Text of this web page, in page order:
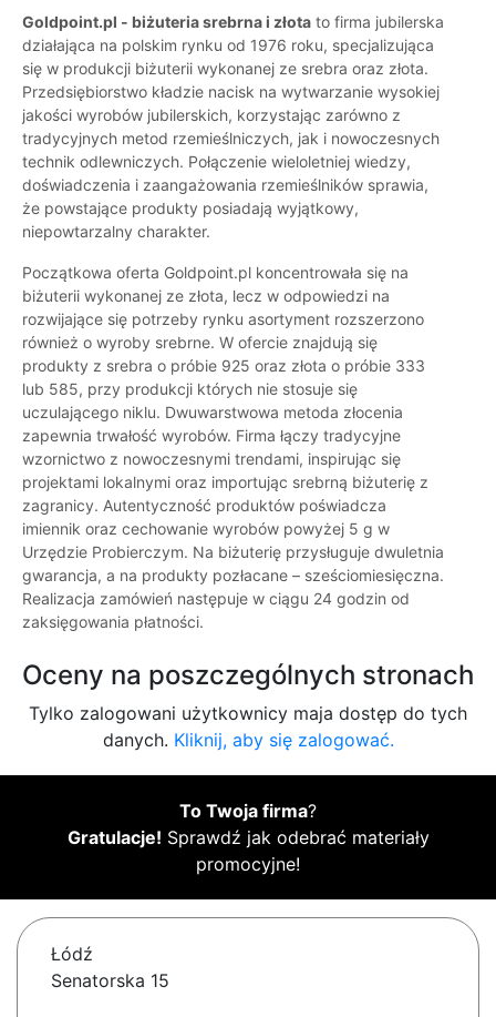
Goldpoint.pl - biżuteria srebrna i złota to firma jubilerska
działająca na polskim rynku od 1976 roku, specjalizująca
się w produkcji biżuterii wykonanej ze srebra oraz złota.
Przedsiębiorstwo kładzie nacisk na wytwarzanie wysokiej
jakości wyrobów jubilerskich, korzystając zarówno z
tradycyjnych metod rzemieślniczych, jak i nowoczesnych
technik odlewniczych. Połączenie wieloletniej wiedzy,
doświadczenia i zaangażowania rzemieślników sprawia,
że powstające produkty posiadają wyjątkowy,
niepowtarzalny charakter.
Początkowa oferta Goldpoint.pl koncentrowała się na
biżuterii wykonanej ze złota, lecz w odpowiedzi na
rozwijające się potrzeby rynku asortyment rozszerzono
również o wyroby srebrne. W ofercie znajdują się
produkty z srebra o próbie 925 oraz złota o próbie 333
lub 585, przy produkcji których nie stosuje się
uczulającego niklu. Dwuwarstwowa metoda złocenia
zapewnia trwałość wyrobów. Firma łączy tradycyjne
wzornictwo z nowoczesnymi trendami, inspirując się
projektami lokalnymi oraz importując srebrną biżuterię z
zagranicy. Autentyczność produktów poświadcza
imiennik oraz cechowanie wyrobów powyżej 5 g w
Urzędzie Probierczym. Na biżuterię przysługuje dwuletnia
gwarancja, a na produkty pozłacane – sześciomiesięczna.
Realizacja zamówień następuje w ciągu 24 godzin od
zaksięgowania płatności.
Oceny na poszczególnych stronach
Tylko zalogowani użytkownicy maja dostęp do tych
danych. Kliknij, aby się zalogować.
To Twoja firma?
Gratulacje! Sprawdź jak odebrać materiały
promocyjne!
Łódź
Senatorska 15